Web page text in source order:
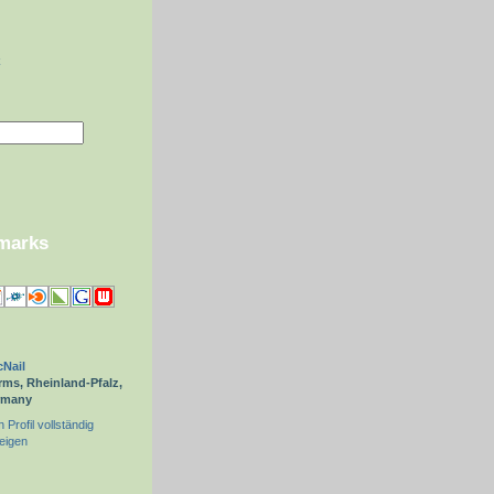
Rheinland-Pfalz,
Profil vollständig